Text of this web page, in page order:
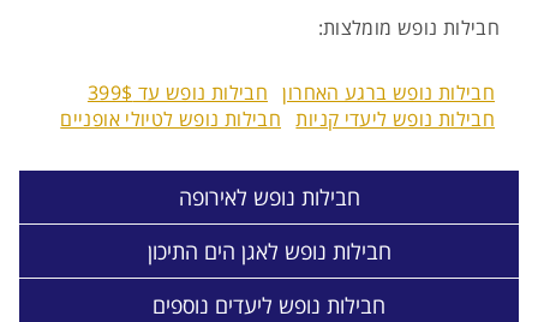
חבילות נופש מומלצות:
חבילות נופש ברגע האחרון
חבילות נופש עד 399$
חבילות נופש ליעדי קניות
חבילות נופש לטיולי אופניים
חבילות נופש לאירופה
חבילות נופש לאגן הים התיכון
חבילות נופש ליעדים נוספים